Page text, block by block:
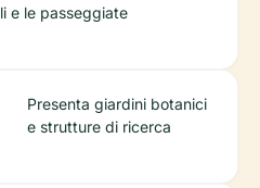
e le passeggiate
Presenta giardini botanici
e strutture di ricerca